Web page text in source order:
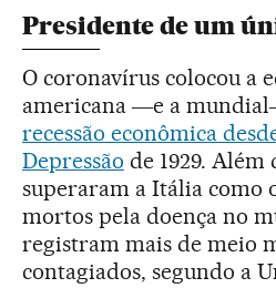
Presidente de um
O coronavírus colocou a
americana ―e a
recessão econômica
Depressão de 1929. Além
superaram a Itália como
mortos pela doença no
registram mais de meio
contagiados, segundo a